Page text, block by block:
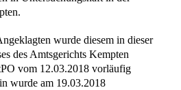
wurde diesem in dieser
des Amtsgerichts Kempten
vom 12.03.2018 vorläufig
wurde am 19.03.2018